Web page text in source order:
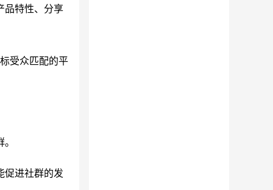
品特性、分享
受众匹配的平
促进社群的发